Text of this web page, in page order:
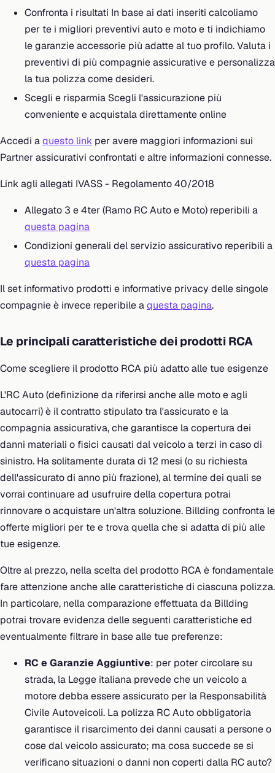
Confronta i risultati In base ai dati inseriti calcoliamo
per te i migliori preventivi auto e moto e ti indichiamo
le garanzie accessorie più adatte al tuo profilo. Valuta i
preventivi di più compagnie assicurative e personalizza
la tua polizza come desideri.
Scegli e risparmia Scegli l'assicurazione più
conveniente e acquistala direttamente online
Accedi aquesto link per avere maggiori informazioni sui
Partner assicurativi confrontati e altre informazioni connesse.
Link agli allegati IVASS - Regolamento 40/2018
Allegato 3 e 4ter (Ramo RC Auto e Moto) reperibili a
questa pagina
Condizioni generali del servizio assicurativo reperibili a
questa pagina
Il set informativo prodotti e informative privacy delle singole
compagnie è invece reperibile aquesta pagina.
Le principali caratteristiche dei prodotti RCA
Come scegliere il prodotto RCA più adatto alle tue esigenze
L'RC Auto (definizione da riferirsi anche alle moto e agli
autocarri) è il contratto stipulato tra l'assicurato e la
compagnia assicurativa, che garantisce la copertura dei
danni materiali o fisici causati dal veicolo a terzi in caso di
sinistro. Ha solitamente durata di 12 mesi (o su richiesta
dell'assicurato di anno più frazione), al termine dei quali se
vorrai continuare ad usufruire della copertura potrai
rinnovare o acquistare un'altra soluzione. Billding confronta le
offerte migliori per te e trova quella che si adatta di più alle
tue esigenze.
Oltre al prezzo, nella scelta del prodotto RCA è fondamentale
fare attenzione anche alle caratteristiche di ciascuna polizza.
In particolare, nella comparazione effettuata da Billding
potrai trovare evidenza delle seguenti caratteristiche ed
eventualmente filtrare in base alle tue preferenze:
RC e Garanzie Aggiuntive: per poter circolare su
strada, la Legge italiana prevede che un veicolo a
motore debba essere assicurato per la Responsabilità
Civile Autoveicoli. La polizza RC Auto obbligatoria
garantisce il risarcimento dei danni causati a persone o
cose dal veicolo assicurato; ma cosa succede se si
verificano situazioni o danni non coperti dalla RC auto?